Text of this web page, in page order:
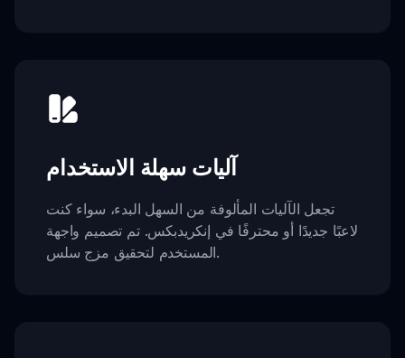
آليات سهلة الاستخدام
تجعل الآليات المألوفة من السهل البدء، سواء كنت
لاعبًا جديدًا أو محترفًا في إنكريدبكس. تم تصميم واجهة
المستخدم لتحقيق مزج سلس.